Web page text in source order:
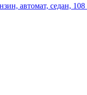
автомат, седан,